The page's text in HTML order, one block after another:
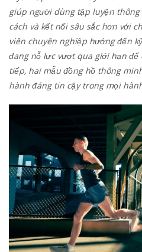
giúp người dùng tập luyện
cách và kết nối sâu sắc hơn với
viên chuyên nghiệp hướng đến
đang nỗ lực vượt qua giới hạn để
tiếp, hai mẫu đồng hồ thông
hành đáng tin cậy trong mọi